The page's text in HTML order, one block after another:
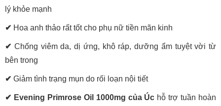
lý khỏe mạnh
✔ Hoa anh thảo rất tốt cho phụ nữ tiền mãn kinh
✔ Chống viêm da, dị ứng, khô ráp, dưỡng ẩm tuyệt vời từ
bên trong
✔ Giảm tình trạng mụn do rối loạn nội tiết
✔ Evening Primrose Oil 1000mg của Úc hỗ trợ tuần hoàn